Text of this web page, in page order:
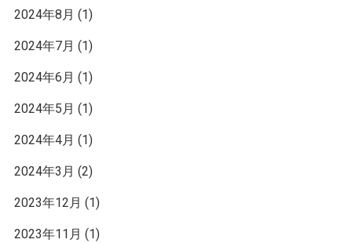
2024年8月 (1)
2024年7月 (1)
2024年6月 (1)
2024年5月 (1)
2024年4月 (1)
2024年3月 (2)
2023年12月 (1)
2023年11月 (1)